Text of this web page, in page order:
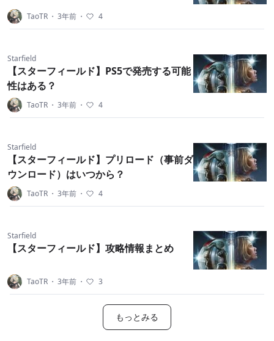
TaoTR ・ 3年前 ・ 4
Starfield
【スターフィールド】PS5で発売する可能
性はある？
TaoTR ・ 3年前 ・ 4
Starfield
【スターフィールド】プリロード（事前ダ
ウンロード）はいつから？
TaoTR ・ 3年前 ・ 4
Starfield
【スターフィールド】攻略情報まとめ
TaoTR ・ 3年前 ・ 3
もっとみる